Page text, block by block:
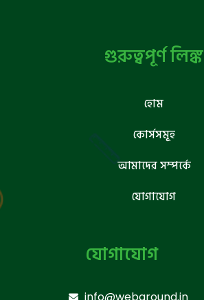
গুরুত্বপূর্ণ লিঙ্ক
হোম
কোর্সসমূহ
আমাদের সম্পর্কে
যোগাযোগ
যোগাযোগ